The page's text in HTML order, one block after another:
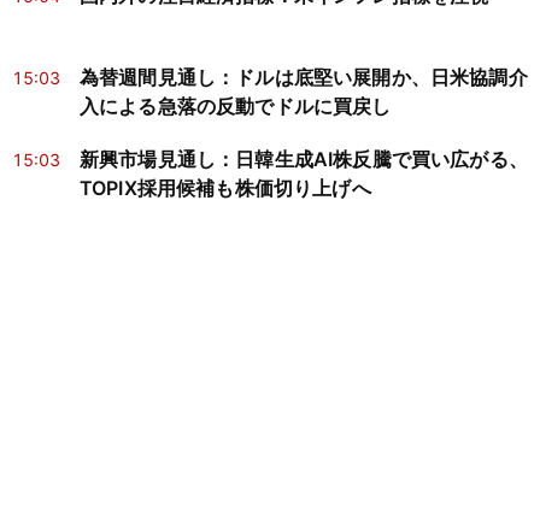
15:03
為替週間見通し：ドルは底堅い展開か、日米協調介
入による急落の反動でドルに買戻し
15:03
新興市場見通し：日韓生成AI株反騰で買い広がる、
TOPIX採用候補も株価切り上げへ